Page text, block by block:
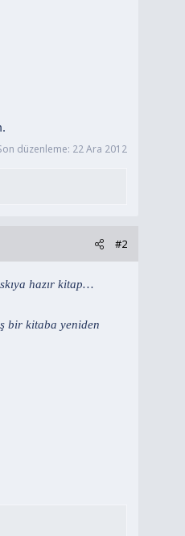
düzenleme: 22 Ara 2012
#2
hazır kitap…
bir kitaba yeniden